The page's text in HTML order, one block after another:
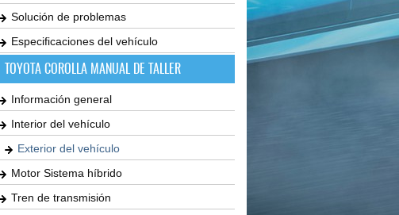
y
a
de
la
Solución de problemas
Especificaciones del vehículo
TOYOTA COROLLA MANUAL DE TALLER
Información general
Interior del vehículo
Exterior del vehículo
Motor Sistema híbrido
Tren de transmisión